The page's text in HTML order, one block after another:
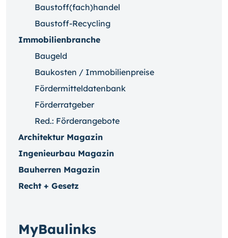
Baustoff(fach)handel
Baustoff-Recycling
Immobilienbranche
Baugeld
Baukosten / Immobilienpreise
Fördermitteldatenbank
Förderratgeber
Red.: Förderangebote
Architektur Magazin
Ingenieurbau Magazin
Bauherren Magazin
Recht + Gesetz
MyBaulinks